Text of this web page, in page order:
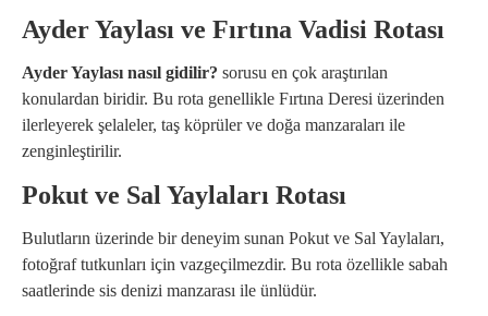
Ayder Yaylası ve Fırtına Vadisi Rotası
Ayder Yaylası nasıl gidilir? sorusu en çok araştırılan
konulardan biridir. Bu rota genellikle Fırtına Deresi üzerinden
ilerleyerek şelaleler, taş köprüler ve doğa manzaraları ile
zenginleştirilir.
Pokut ve Sal Yaylaları Rotası
Bulutların üzerinde bir deneyim sunan Pokut ve Sal Yaylaları,
fotoğraf tutkunları için vazgeçilmezdir. Bu rota özellikle sabah
saatlerinde sis denizi manzarası ile ünlüdür.